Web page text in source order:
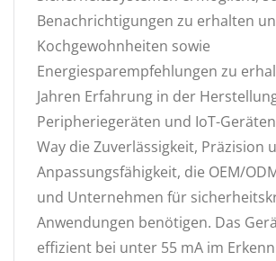
Benachrichtigungen zu erhalten
Kochgewohnheiten sowie
Energiesparempfehlungen zu
Jahren Erfahrung in der
Peripheriegeräten und IoT-
Way die Zuverlässigkeit, Präzision
Anpassungsfähigkeit, die OEM/
und Unternehmen für
Anwendungen benötigen. Das
effizient bei unter 55 mA im